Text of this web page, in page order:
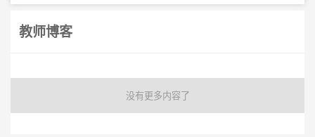
教师博客
没有更多内容了